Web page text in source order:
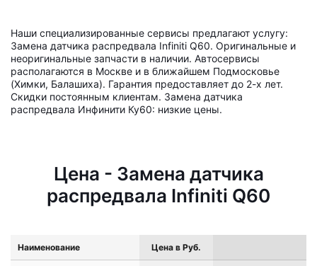
Наши специализированные сервисы предлагают услугу:
Замена датчика распредвала Infiniti Q60. Оригинальные и
неоригинальные запчасти в наличии. Автосервисы
располагаются в Москве и в ближайшем Подмосковье
(Химки, Балашиха). Гарантия предоставляет до 2-х лет.
Скидки постоянным клиентам. Замена датчика
распредвала Инфинити Ку60: низкие цены.
Цена - Замена датчика
распредвала Infiniti Q60
Наименование Цена в Руб.